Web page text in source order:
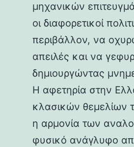
μηχανικών
οι διαφορετικοί
περιβάλλον, να
απειλές και να
δημιουργώντας
Η αφετηρία στην
κλασικών θεμελίων
η αρμονία των
φυσικό ανάγλυφο